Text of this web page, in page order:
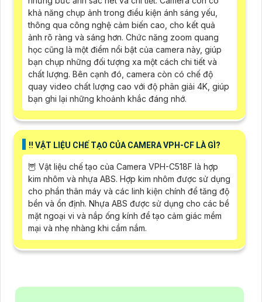
khả năng chụp ảnh trong điều kiện ánh sáng yếu,
thông qua công nghệ cảm biến cao, cho kết quả
ảnh rõ ràng và sáng hơn. Chức năng zoom quang
học cũng là một điểm nổi bật của camera này, giúp
bạn chụp những đối tượng xa một cách chi tiết và
chất lượng. Bên cạnh đó, camera còn có chế độ
quay video chất lượng cao với độ phân giải 4K, giúp
bạn ghi lại những khoảnh khắc đáng nhớ.
‼️ VẬT LIỆU CHẾ TẠO CỦA CAMERA VPH-CF LÀ GÌ?
🦉 Vật liệu chế tạo của Camera VPH-C518F là hợp
kim nhôm và nhựa ABS. Hợp kim nhôm được sử dụng
cho phần thân máy và các linh kiện chính để tăng độ
bền và ổn định. Nhựa ABS được sử dụng cho các bề
mặt ngoại vi và nắp ống kính để tạo cảm giác mềm
mại và nhẹ nhàng khi cầm nắm.